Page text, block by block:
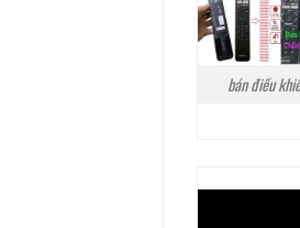
bán điều